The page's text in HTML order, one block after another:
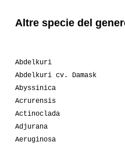
Altre specie del
Abdelkuri
Abdelkuri cv. Damask
Abyssinica
Acrurensis
Actinoclada
Adjurana
Aeruginosa